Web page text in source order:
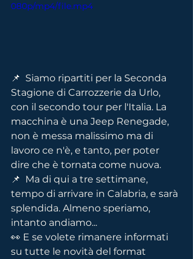
080p/mp4/file.mp4
📌 Siamo ripartiti per la Seconda
Stagione di Carrozzerie da Urlo,
con il secondo tour per l'Italia. La
macchina è una Jeep Renegade,
non è messa malissimo ma di
lavoro ce n'è, e tanto, per poter
dire che è tornata come nuova.
📌 Ma di qui a tre settimane,
tempo di arrivare in Calabria, e sarà
splendida. Almeno speriamo,
intanto andiamo...
👀 E se volete rimanere informati
su tutte le novità del format